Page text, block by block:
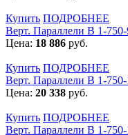
Купить ПОДРОБНЕЕ
Верт. Параллели В 1-
Цена: 18 886 руб.
Купить ПОДРОБНЕЕ
Верт. Параллели В 1-
Цена: 20 338 руб.
Купить ПОДРОБНЕЕ
Верт. Параллели В 1-750-